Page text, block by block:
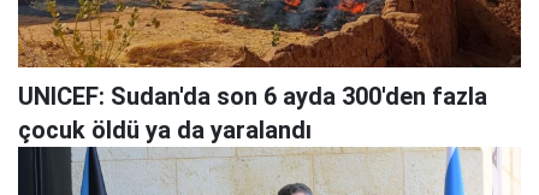
UNICEF: Sudan'da son 6 ayda 300'den fazla
çocuk öldü ya da yaralandı